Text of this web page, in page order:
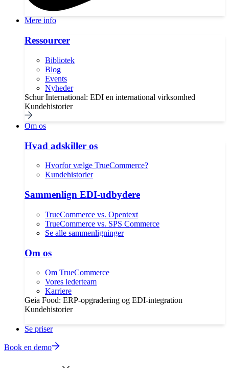
Mere info
Ressourcer
Bibliotek
Blog
Events
Nyheder
Schur International: EDI en international virksomhed
Kundehistorier
Om os
Hvad adskiller os
Hvorfor vælge TrueCommerce?
Kundehistorier
Sammenlign EDI-udbydere
TrueCommerce vs. Opentext
TrueCommerce vs. SPS Commerce
Se alle sammenligninger
Om os
Om TrueCommerce
Vores lederteam
Karriere
Geia Food: ERP-opgradering og EDI-integration
Kundehistorier
Se priser
Book en demo